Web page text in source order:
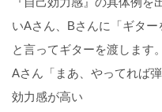
いAさん、Bさんに「ギター
と言ってギターを渡します。
Aさん「まあ、やってれば
効力感が高い